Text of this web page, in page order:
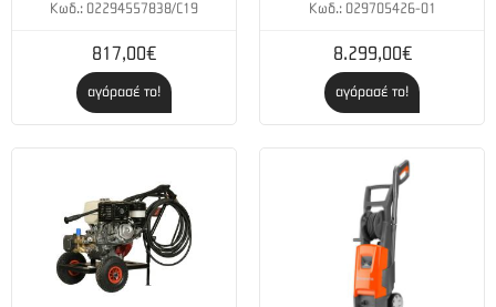
Κωδ.: 02294557838/C19
817,00€
αγόρασέ το!
Κωδ.: 029705426-01
8.299,00€
αγόρασέ το!